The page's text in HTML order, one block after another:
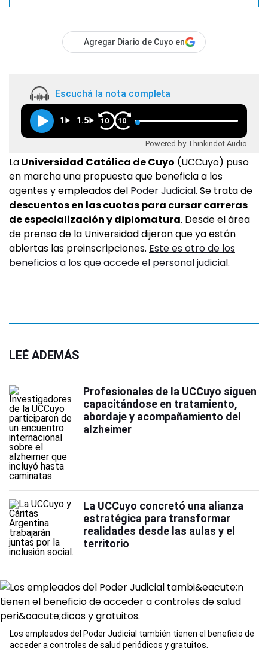
Agregar Diario de Cuyo en
Escuchá la nota completa
1 1.5 10 10
Powered by Thinkindot Audio
LaUniversidad Católica de Cuyo (UCCuyo) puso
en marcha una propuesta que beneficia a los
agentes y empleados del Poder Judicial. Se trata de
descuentos en las cuotas para cursar carreras
de especialización y diplomatura. Desde el área
de prensa de la Universidad dijeron que ya están
abiertas las preinscripciones. Este es otro de los
beneficios a los que accede el personal judicial.
LEÉ ADEMÁS
Profesionales de la UCCuyo siguen
capacitándose en tratamiento,
abordaje y acompañamiento del
alzheimer
La UCCuyo concretó una alianza
estratégica para transformar
realidades desde las aulas y el
territorio
Los empleados del Poder Judicial también tienen el beneficio de
acceder a controles de salud periódicos y gratuitos.